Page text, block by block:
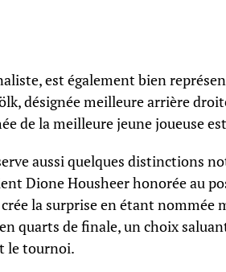
est également bien
désignée meilleure arrière
de la meilleure jeune joueuse
aussi quelques distinctions
Dione Housheer honorée au
crée la surprise en étant
quarts de finale, un choix
le tournoi.